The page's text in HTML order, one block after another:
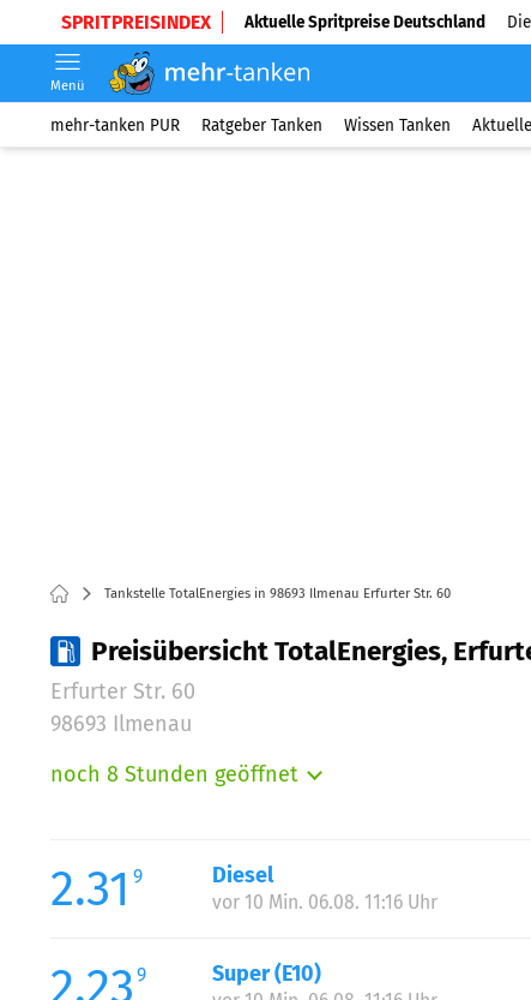
SPRITPREISINDEX Aktuelle Spritpreise Deutschland
Menü
mehr-tanken PUR Ratgeber Tanken Wissen Tanken
Tankstelle TotalEnergies in 98693 Ilmenau Erfurter Str. 60
Preisübersicht TotalEnergies,
Erfurter Str. 60
98693 Ilmenau
noch 8 Stunden geöffnet
Mittwoch:
Donnerstag:
Samstag:
2.31 9 Diesel
vor 10 Min. 06.08. 11:16 Uhr
2.23 9 Super (E10)